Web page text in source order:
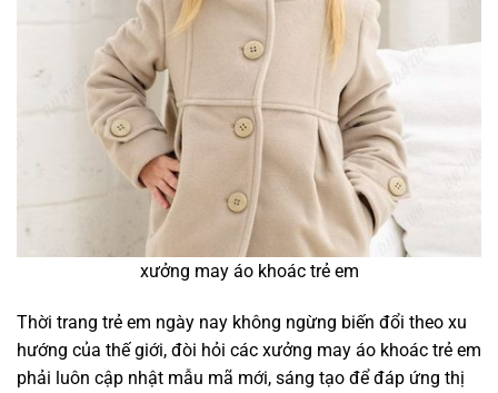
xưởng may áo khoác trẻ em
Thời trang trẻ em ngày nay không ngừng biến đổi theo xu
hướng của thế giới, đòi hỏi các xưởng may áo khoác trẻ em
phải luôn cập nhật mẫu mã mới, sáng tạo để đáp ứng thị